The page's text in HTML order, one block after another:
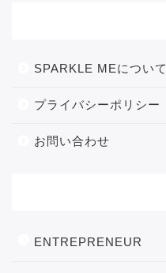
SPARKLE MEについて
プライバシーポリシー
お問い合わせ
ENTREPRENEUR